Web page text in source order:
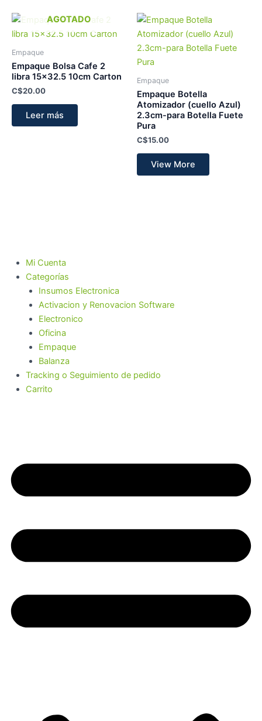
AGOTADO
Empaque
Empaque Bolsa Cafe 2
libra 15×32.5 10cm Carton
C$20.00
Leer más
Empaque
Empaque Botella
Atomizador (cuello Azul)
2.3cm-para Botella Fuete
Pura
C$15.00
View More
Mi Cuenta
Categorías
Insumos Electronica
Activacion y Renovacion Software
Electronico
Oficina
Empaque
Balanza
Tracking o Seguimiento de pedido
Carrito